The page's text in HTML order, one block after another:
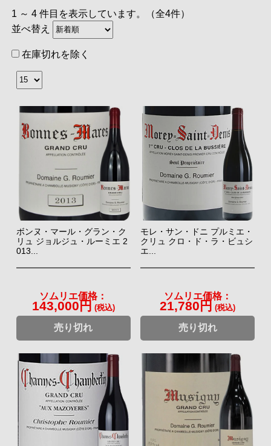
1 ～ 4 件目を表示しています。（全4件）
並べ替え
在庫切れを除く
ボンヌ・マール・グラン・ク
リュ ジョルジュ・ルーミエ 2
013...
ソムリエ価格：
143,000円 (税込)
売り切れ
モレ・サン・ドニ プルミエ・
クリュ クロ・ド・ラ・ビュシ
エ...
ソムリエ価格：
21,780円 (税込)
売り切れ